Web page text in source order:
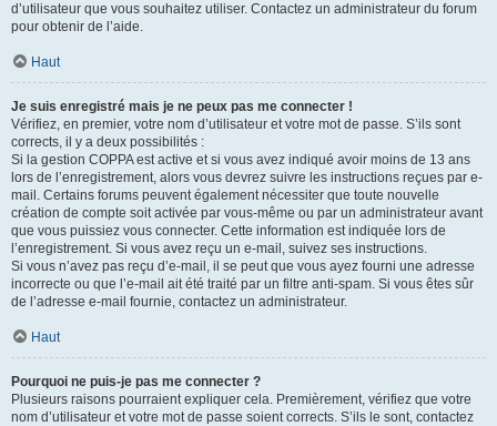
d’utilisateur que vous souhaitez utiliser. Contactez un administrateur du forum
pour obtenir de l’aide.
Haut
Je suis enregistré mais je ne peux pas me connecter !
Vérifiez, en premier, votre nom d’utilisateur et votre mot de passe. S’ils sont
corrects, il y a deux possibilités :
Si la gestion COPPA est active et si vous avez indiqué avoir moins de 13 ans
lors de l’enregistrement, alors vous devrez suivre les instructions reçues par e-
mail. Certains forums peuvent également nécessiter que toute nouvelle
création de compte soit activée par vous-même ou par un administrateur avant
que vous puissiez vous connecter. Cette information est indiquée lors de
l’enregistrement. Si vous avez reçu un e-mail, suivez ses instructions.
Si vous n’avez pas reçu d’e-mail, il se peut que vous ayez fourni une adresse
incorrecte ou que l’e-mail ait été traité par un filtre anti-spam. Si vous êtes sûr
de l’adresse e-mail fournie, contactez un administrateur.
Haut
Pourquoi ne puis-je pas me connecter ?
Plusieurs raisons pourraient expliquer cela. Premièrement, vérifiez que votre
nom d’utilisateur et votre mot de passe soient corrects. S’ils le sont, contactez